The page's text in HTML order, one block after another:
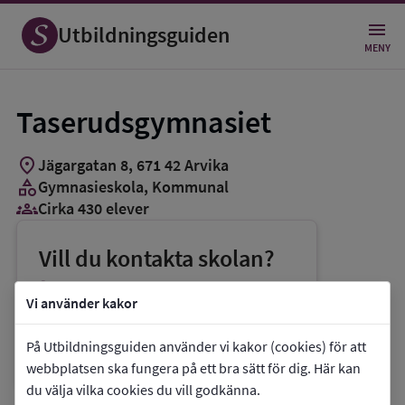
Vi använder kakor
På Utbildningsguiden använder vi kakor (cookies) för att
webbplatsen ska fungera på ett bra sätt för dig. Här kan
du välja vilka cookies du vill godkänna.
Utbildningsguiden MENY
Taserudsgymnasiet
location_on Jägargatan 8, 67142Arvika
categoryGymnasieskola, Kommunal
groups_3Cirka 430 elever
Vill du kontakta skolan?
phoneTelefon:0570-82646
mailE-post:skola.utbildning@arvika.se
linkWebbplats:Taserudsgymnasiet